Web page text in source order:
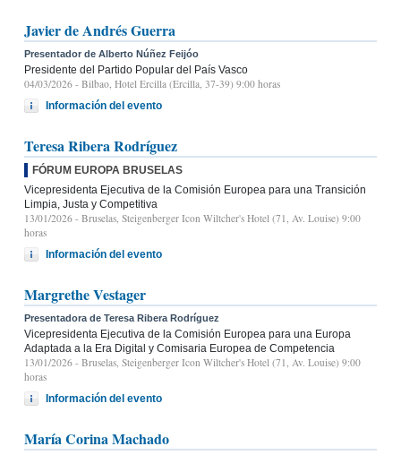
Javier de Andrés Guerra
Presentador de Alberto Núñez Feijóo
Presidente del Partido Popular del País Vasco
04/03/2026 - Bilbao, Hotel Ercilla (Ercilla, 37-39) 9:00 horas
Información del evento
Teresa Ribera Rodríguez
FÓRUM EUROPA BRUSELAS
Vicepresidenta Ejecutiva de la Comisión Europea para una Transición
Limpia, Justa y Competitiva
13/01/2026 - Bruselas, Steigenberger Icon Wiltcher's Hotel (71, Av. Louise) 9:00
horas
Información del evento
Margrethe Vestager
Presentadora de Teresa Ribera Rodríguez
Vicepresidenta Ejecutiva de la Comisión Europea para una Europa
Adaptada a la Era Digital y Comisaria Europea de Competencia
13/01/2026 - Bruselas, Steigenberger Icon Wiltcher's Hotel (71, Av. Louise) 9:00
horas
Información del evento
María Corina Machado